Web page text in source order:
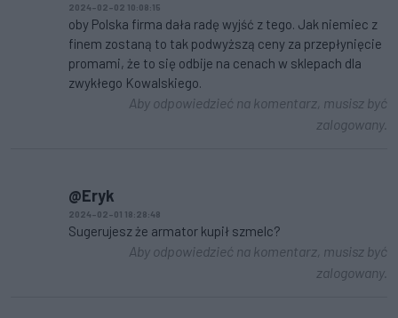
2024-02-02 10:08:15
oby Polska firma dała radę wyjść z tego. Jak niemiec z
finem zostaną to tak podwyższą ceny za przepłynięcie
promami, że to się odbije na cenach w sklepach dla
zwykłego Kowalskiego.
Aby odpowiedzieć na komentarz, musisz być
zalogowany.
@Eryk
2024-02-01 18:28:48
Sugerujesz że armator kupił szmelc?
Aby odpowiedzieć na komentarz, musisz być
zalogowany.